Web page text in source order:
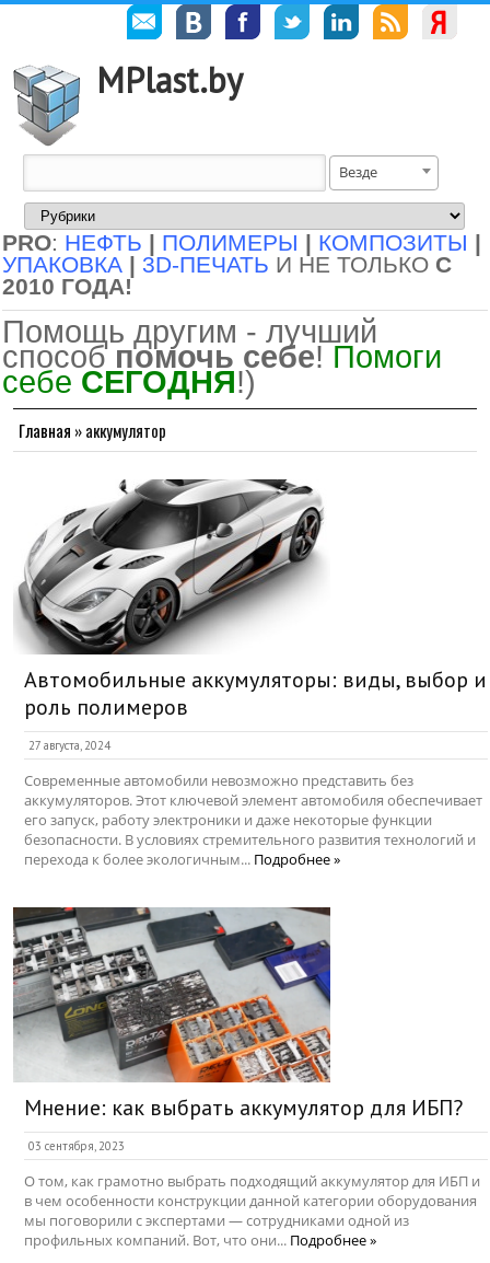
MPlast.by
Везде
PRO: НЕФТЬ | ПОЛИМЕРЫ | КОМПОЗИТЫ |
УПАКОВКА | 3D-ПЕЧАТЬ И НЕ ТОЛЬКО С
2010 ГОДА!
Помощь другим - лучший
способ помочь себе! Помоги
себе СЕГОДНЯ!)
Главная »аккумулятор
Автомобильные аккумуляторы: виды, выбор и
роль полимеров
27 августа, 2024
Современные автомобили невозможно представить без
аккумуляторов. Этот ключевой элемент автомобиля обеспечивает
его запуск, работу электроники и даже некоторые функции
безопасности. В условиях стремительного развития технологий и
перехода к более экологичным... Подробнее »
Мнение: как выбрать аккумулятор для ИБП?
03 сентября, 2023
О том, как грамотно выбрать подходящий аккумулятор для ИБП и
в чем особенности конструкции данной категории оборудования
мы поговорили с экспертами — сотрудниками одной из
профильных компаний. Вот, что они... Подробнее »